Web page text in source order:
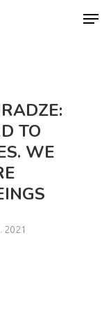
TO
WE
2021